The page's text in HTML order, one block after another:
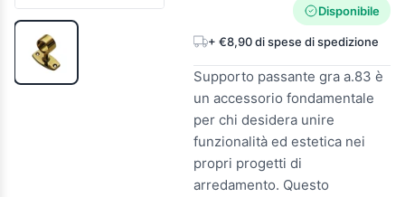
Disponibile
+ €8,90 di spese di spedizione
Supporto passante gra a.83 è
un accessorio fondamentale
per chi desidera unire
funzionalità ed estetica nei
propri progetti di
arredamento. Questo